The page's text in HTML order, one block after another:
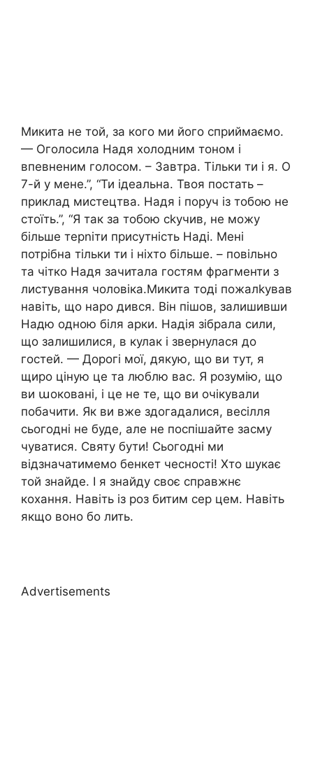
Микита не той, за кого ми його сприймаємо.
— Оголосила Надя холодним тоном і
впевненим голосом. – Завтра. Тільки ти і я. О
7-й у мене.”, “Ти ідеальна. Твоя постать –
приклад мистецтва. Надя і поруч із тобою не
стоїть.”, “Я так за тобою сkучив, не можу
більше терnіти присутність Наді. Мені
потрібна тільки ти і ніхто більше. – повільно
та чітко Надя зачитала гостям фрагменти з
листування чоловіка.Микита тоді пожалkував
навіть, що наро дився. Він пішов, залишивши
Надю одною біля арки. Надія зібрала сили,
що залишилися, в кулак і звернулася до
гостей. — Дорогі мої, дякую, що ви тут, я
щиро ціную це та люблю вас. Я розумію, що
ви աоковані, і це не те, що ви очікували
побачити. Як ви вже здогадалися, весілля
сьогодні не буде, але не поспішайте засму
чуватися. Святу бути! Сьогодні ми
відзначатимемо бенкет чесності! Хто шукає
той знайде. І я знайду своє справжнє
кохання. Навіть із роз битим сер цем. Навіть
якщо воно бо лить.
Advertisements